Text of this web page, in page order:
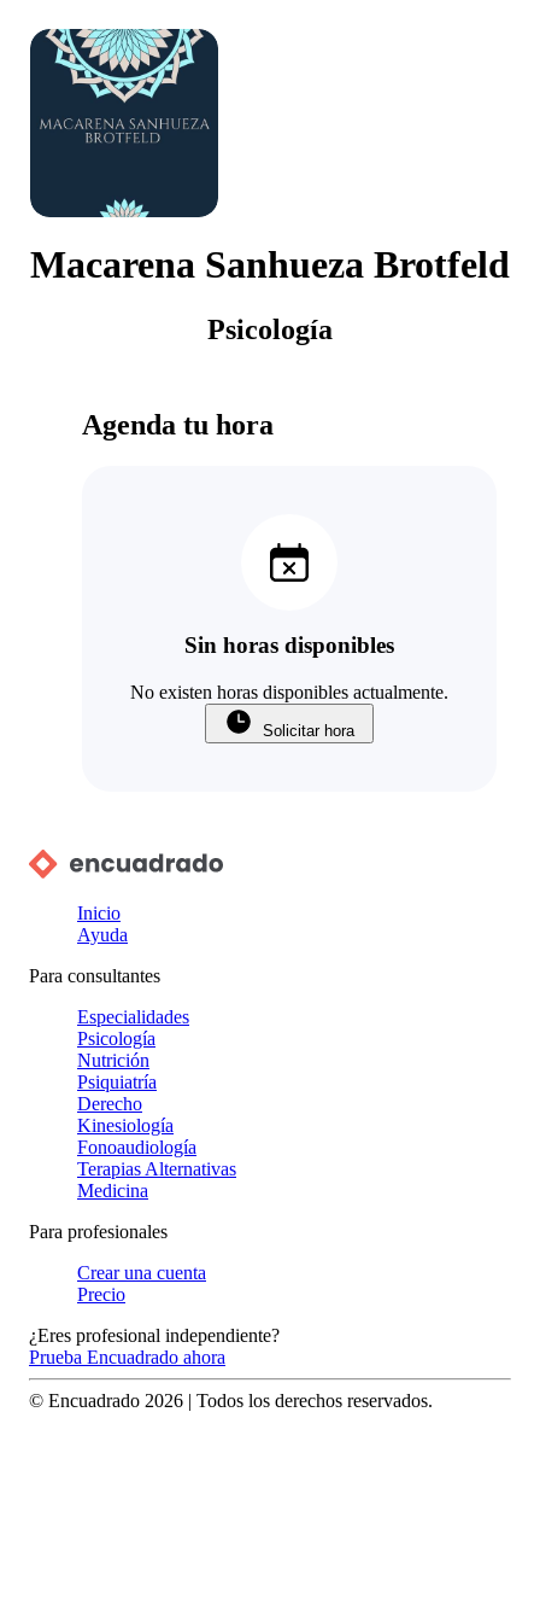
Macarena Sanhueza Brotfeld
Psicología
Agenda tu hora
Sin horas disponibles
No existen horas disponibles actualmente.
Solicitar hora
Inicio
Ayuda
Para consultantes
Especialidades
Psicología
Nutrición
Psiquiatría
Derecho
Kinesiología
Fonoaudiología
Terapias Alternativas
Medicina
Para profesionales
Crear una cuenta
Precio
¿Eres profesional independiente?
Prueba Encuadrado ahora
© Encuadrado 2026 | Todos los derechos reservados.